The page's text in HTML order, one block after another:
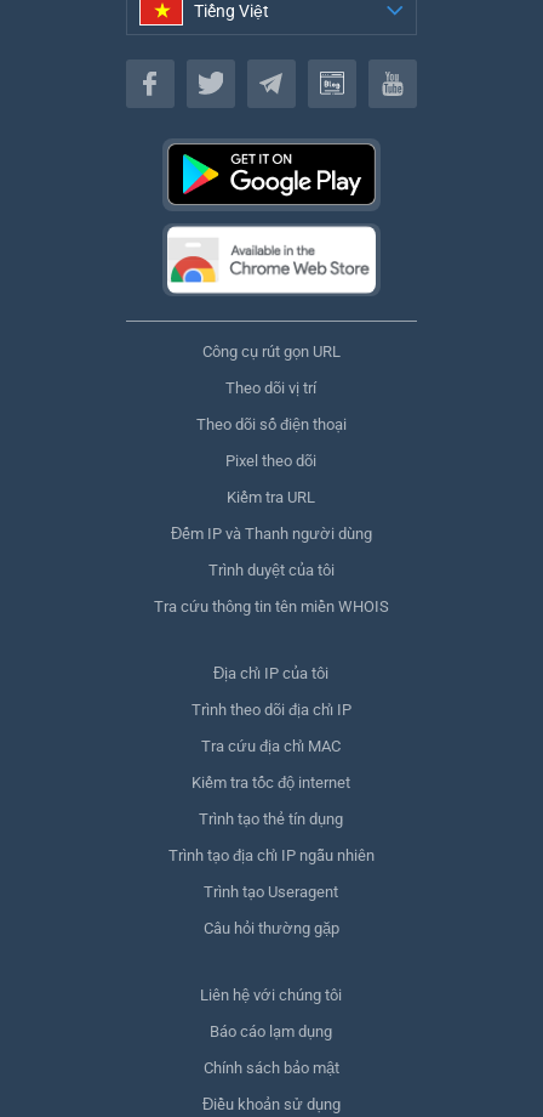
Tiếng Việt
Tiếng Việt
Công cụ rút gọn URL
Theo dõi vị trí
Theo dõi số điện thoại
Pixel theo dõi
Kiểm tra URL
Đếm IP và Thanh người dùng
Trình duyệt của tôi
Tra cứu thông tin tên miền WHOIS
Địa chỉ IP của tôi
Trình theo dõi địa chỉ IP
Tra cứu địa chỉ MAC
Kiểm tra tốc độ internet
Trình tạo thẻ tín dụng
Trình tạo địa chỉ IP ngẫu nhiên
Trình tạo Useragent
Câu hỏi thường gặp
Liên hệ với chúng tôi
Báo cáo lạm dụng
Chính sách bảo mật
Điều khoản sử dụng